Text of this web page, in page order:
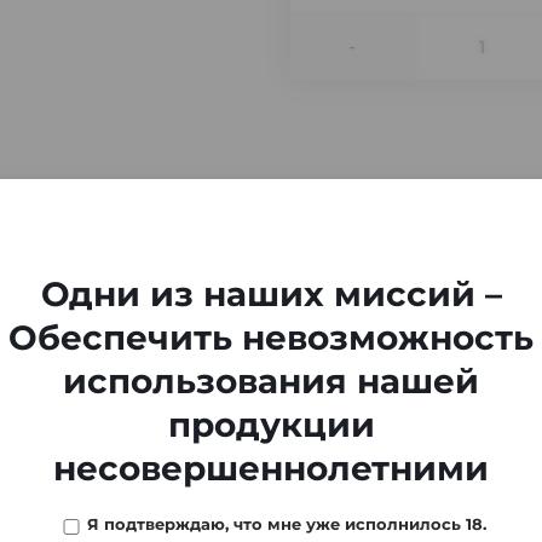
-
Одни из наших миссий –
Обеспечить невозможность
использования нашей
продукции
несовершеннолетними
Я подтверждаю, что мне уже исполнилось 18.